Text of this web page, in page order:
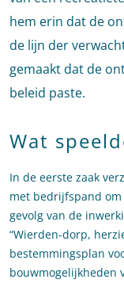
hem erin dat de
de lijn der
gemaakt dat de
beleid paste.
Wat
In de eerste zaak
met bedrijfspand
gevolg van de
“Wierden-dorp,
bestemmingsplan
bouwmogelijkheden